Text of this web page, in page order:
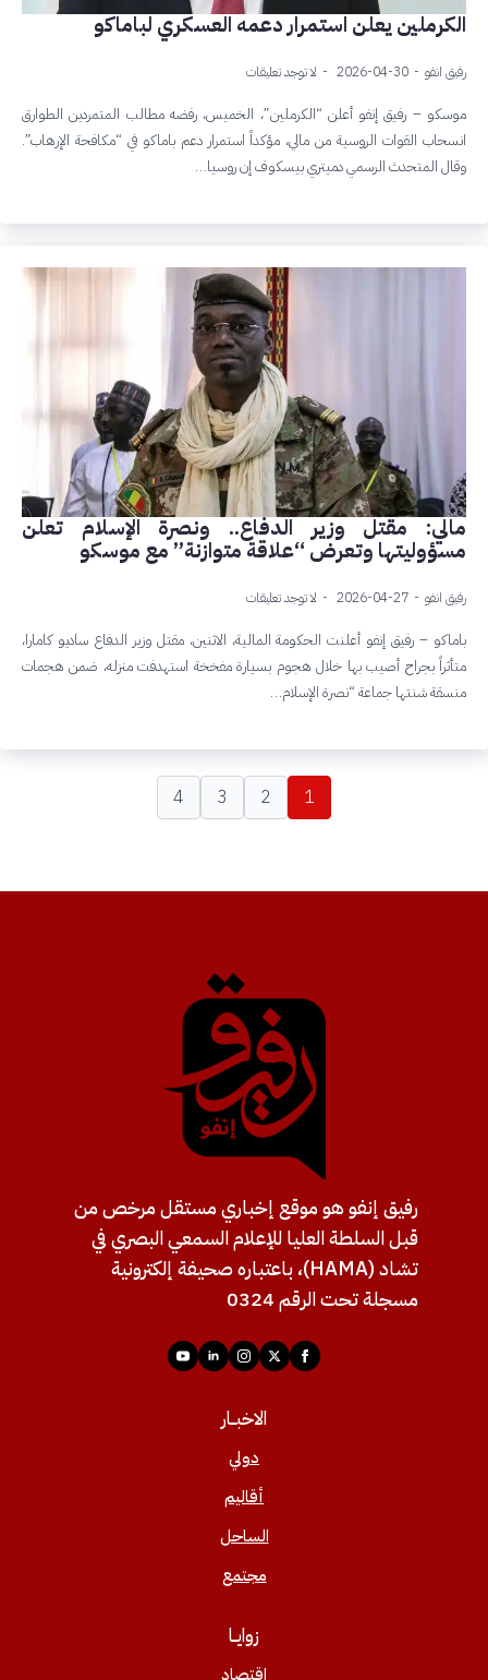
الكرملين يعلن استمرار دعمه العسكري لباماكو
رفيق انفو 2026-04-30 لا توجد تعليقات
موسكو – رفيق إنفو أعلن “الكرملين”، الخميس، رفضه مطالب المتمردين الطوارق
انسحاب القوات الروسية من مالي، مؤكداً استمرار دعم باماكو في “مكافحة الإرهاب”.
وقال المتحدث الرسمي دميتري بيسكوف إن روسيا…
مالي: مقتل وزير الدفاع.. ونصرة الإسلام تعلن
مسؤوليتها وتعرض “علاقة متوازنة” مع موسكو
رفيق انفو 2026-04-27 لا توجد تعليقات
باماكو – رفيق إنفو أعلنت الحكومة المالية، الاثنين، مقتل وزير الدفاع ساديو كامارا،
متأثراً بجراح أصيب بها خلال هجوم بسيارة مفخخة استهدفت منزله، ضمن هجمات
منسقة شنتها جماعة “نصرة الإسلام…
1
2
3
4
رفيق إنفو هو موقع إخباري مستقل مرخص من
قبل السلطة العليا للإعلام السمعي البصري في
تشاد (HAMA)، باعتباره صحيفة إلكترونية
مسجلة تحت الرقم 0324
الاخبــار
دولي
أقاليم
الساحل
مجتمع
زوايــا
اقتصاد